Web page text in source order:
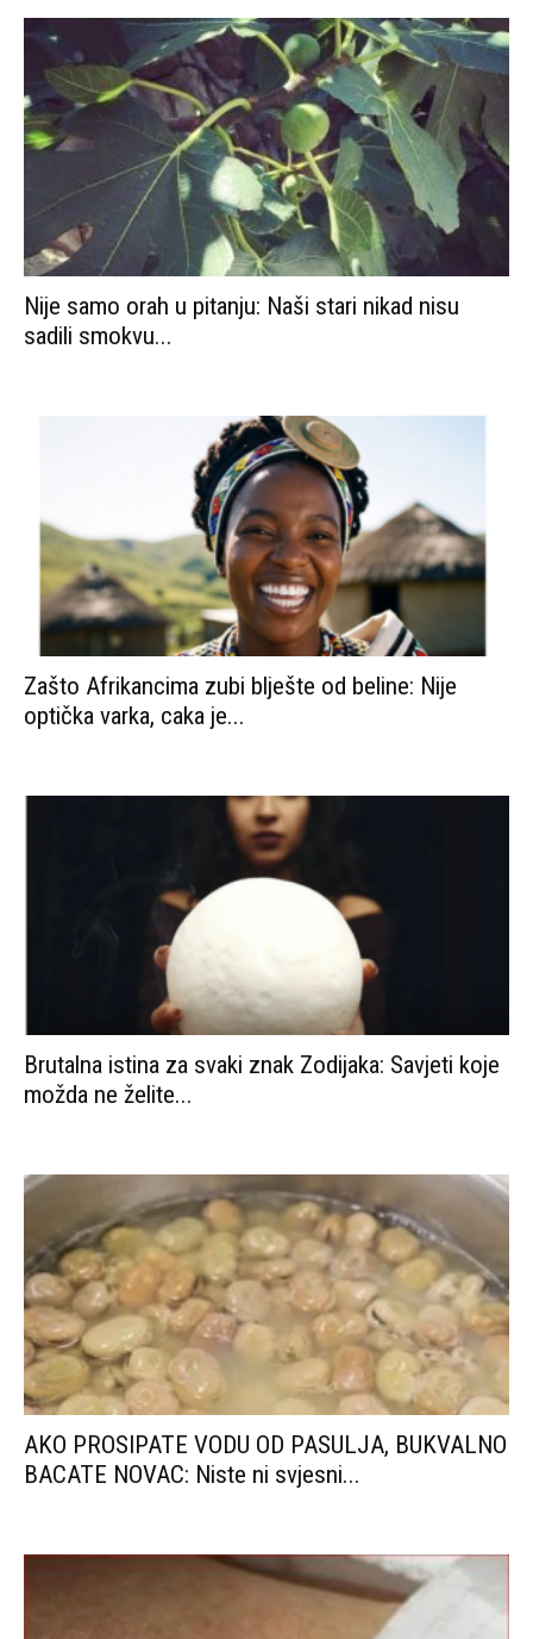
Nije samo orah u pitanju: Naši stari nikad nisu
sadili smokvu...
Zašto Afrikancima zubi blješte od beline: Nije
optička varka, caka je...
Brutalna istina za svaki znak Zodijaka: Savjeti koje
možda ne želite...
AKO PROSIPATE VODU OD PASULJA, BUKVALNO
BACATE NOVAC: Niste ni svjesni...